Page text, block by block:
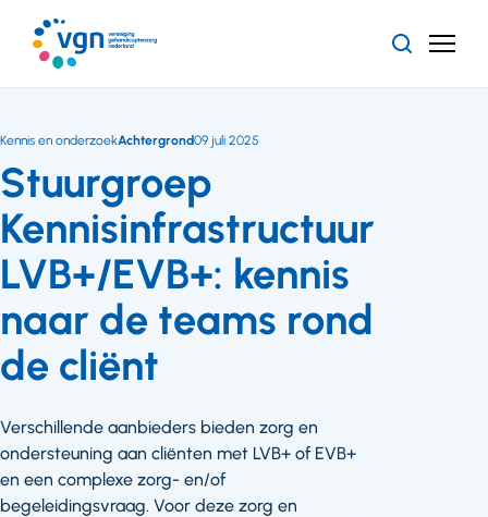
naar
hoofdinhoud
ZoekenMenu
Stuurgroep
Kennisinfrastructuur
LVB+/EVB+: kennis
naar de teams rond
de cliënt
Kennis en onderzoekAchtergrond09 juli 2025
Verschillende aanbieders bieden zorg en
ondersteuning aan cliënten met LVB+ of EVB+
en een complexe zorg- en/of
begeleidingsvraag. Voor deze zorg en